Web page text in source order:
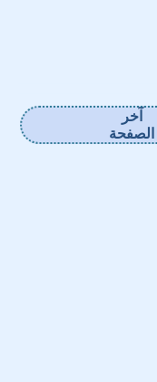
آخر
الصفحة